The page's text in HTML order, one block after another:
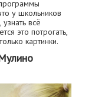
у школьников
всё
это потрогать,
картинки.